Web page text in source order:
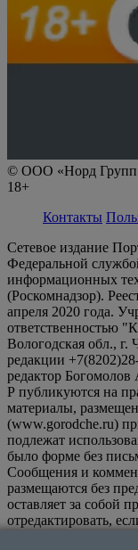
© ООО «Норд Групп»
18+
Контакты
Сетевое издание
Федеральной
информационных
(Роскомнадзор).
апреля 2020 года.
ответственностью
Вологодская обл., г.
редакции
редактор
Р публикуются на
материалы,
(www.gorodche.ru)
подлежат
было форме без
Сообщения и
размещаются без
оставляет за собой
отредактировать,